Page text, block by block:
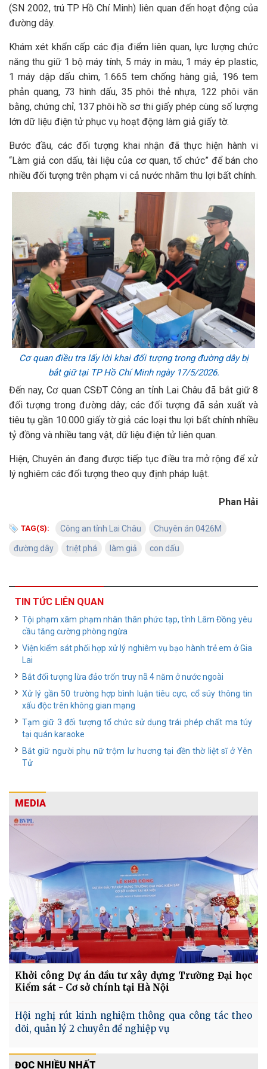
(SN 2002, trú TP Hồ Chí Minh) liên quan đến hoạt động của
đường dây.
Khám xét khẩn cấp các địa điểm liên quan, lực lượng chức
năng thu giữ 1 bộ máy tính, 5 máy in màu, 1 máy ép plastic,
1 máy dập dấu chìm, 1.665 tem chống hàng giả, 196 tem
phản quang, 73 hình dấu, 35 phôi thẻ nhựa, 122 phôi văn
bằng, chứng chỉ, 137 phôi hồ sơ thi giấy phép cùng số lượng
lớn dữ liệu điện tử phục vụ hoạt động làm giả giấy tờ.
Bước đầu, các đối tượng khai nhận đã thực hiện hành vi
“Làm giả con dấu, tài liệu của cơ quan, tổ chức” để bán cho
nhiều đối tượng trên phạm vi cả nước nhằm thu lợi bất chính.
Cơ quan điều tra lấy lời khai đối tượng trong đường dây bị
bắt giữ tại TP Hồ Chí Minh ngày 17/5/2026.
Đến nay, Cơ quan CSĐT Công an tỉnh Lai Châu đã bắt giữ 8
đối tượng trong đường dây; các đối tượng đã sản xuất và
tiêu tụ gần 10.000 giấy tờ giả các loại thu lợi bất chính nhiều
tỷ đồng và nhiều tang vật, dữ liệu điện tử liên quan.
Hiện, Chuyên án đang được tiếp tục điều tra mở rộng để xử
lý nghiêm các đối tượng theo quy định pháp luật.
Phan Hải
TAG(S): Công an tỉnh Lai Châu Chuyên án 0426M
đường dây triệt phá làm giả con dấu
TIN TỨC LIÊN QUAN
Tội phạm xâm phạm nhân thân phức tạp, tỉnh Lâm Đồng yêu
cầu tăng cường phòng ngừa
Viện kiểm sát phối hợp xử lý nghiêm vụ bạo hành trẻ em ở Gia
Lai
Bắt đối tượng lừa đảo trốn truy nã 4 năm ở nước ngoài
Xử lý gần 50 trường hợp bình luận tiêu cực, cổ súy thông tin
xấu độc trên không gian mạng
Tạm giữ 3 đối tượng tổ chức sử dụng trái phép chất ma túy
tại quán karaoke
Bắt giữ người phụ nữ trộm lư hương tại đền thờ liệt sĩ ở Yên
Tử
MEDIA
Khởi công Dự án đầu tư xây dựng Trường Đại học
Kiểm sát - Cơ sở chính tại Hà Nội
Hội nghị rút kinh nghiệm thông qua công tác theo
dõi, quản lý 2 chuyên đề nghiệp vụ
ĐỌC NHIỀU NHẤT